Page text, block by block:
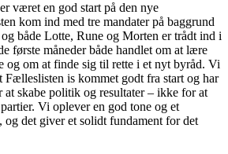
været en god start på den nye
kom ind med tre mandater på baggrund
både Lotte, Rune og Morten er trådt ind i
første måneder både handlet om at lære
og om at finde sig til rette i et nyt byråd. Vi
Fælleslisten is kommet godt fra start og har
skabe politik og resultater – ikke for at
Vi oplever en god tone og et
og det giver et solidt fundament for det